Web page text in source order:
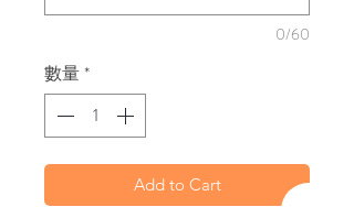
0/60
數量*
Add to Cart